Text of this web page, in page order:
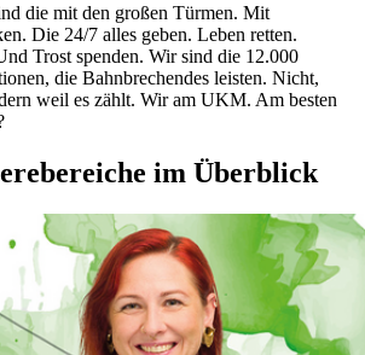
die mit den großen Türmen. Mit
Die 24/7 alles geben. Leben retten.
Trost spenden. Wir sind die 12.000
die Bahnbrechendes leisten. Nicht,
weil es zählt. Wir am UKM. Am besten
im Überblick